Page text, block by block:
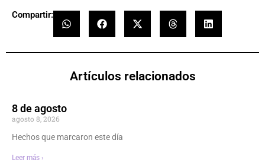
Compartir:
Artículos relacionados
8 de agosto
agosto 8, 2026
Hechos que marcaron este día
Leer más ›